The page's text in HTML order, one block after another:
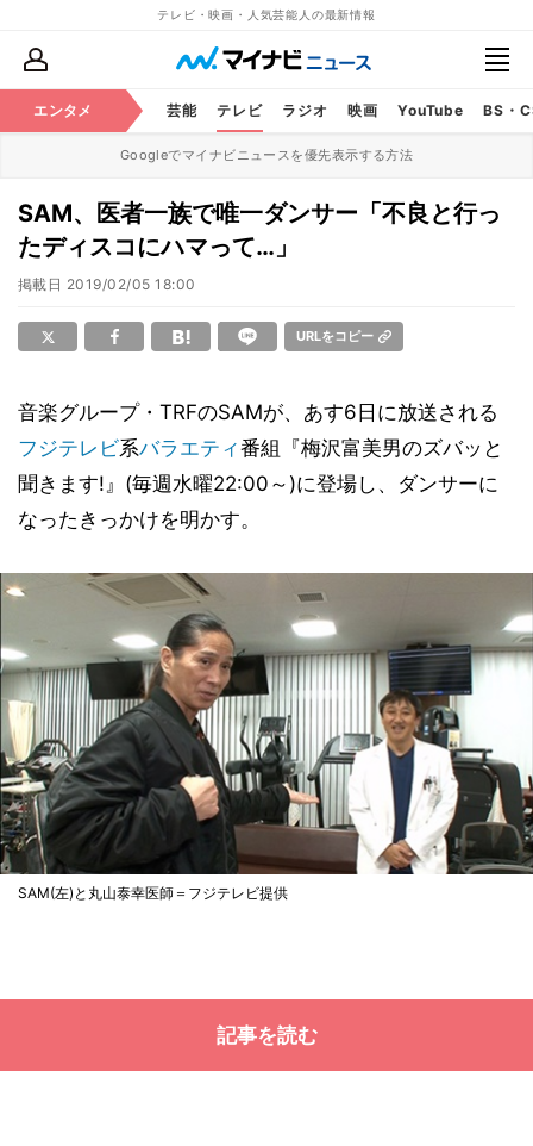
テレビ・映画・人気芸能人の最新情報
エンタメ 芸能 テレビ ラジオ 映画 YouTube BS・
Googleでマイナビニュースを優先表示する方法
SAM、医者一族で唯一ダンサー「不良と行っ
たディスコにハマって…」
掲載日 2019/02/05 18:00
URLをコピー
音楽グループ・TRFのSAMが、あす6日に放送される
フジテレビ系バラエティ番組『梅沢富美男のズバッと
聞きます!』(毎週水曜22:00～)に登場し、ダンサーに
なったきっかけを明かす。
SAM(左)と丸山泰幸医師＝フジテレビ提供
記事を読む